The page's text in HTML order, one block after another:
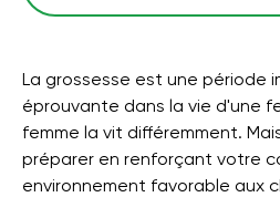
La grossesse est une période
éprouvante dans la vie d'une
femme la vit différemment.
préparer en renforçant votre
environnement favorable aux